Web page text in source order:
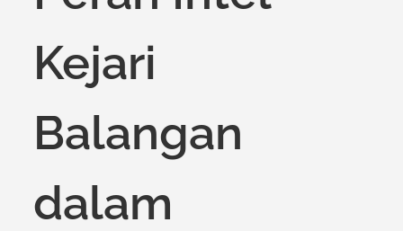
Kejari
Balangan
dalam